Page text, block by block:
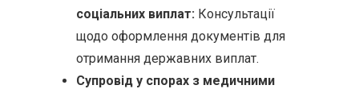
соціальних виплат: Консультації
щодо оформлення документів для
отримання державних виплат.
Супровід у спорах з медичними